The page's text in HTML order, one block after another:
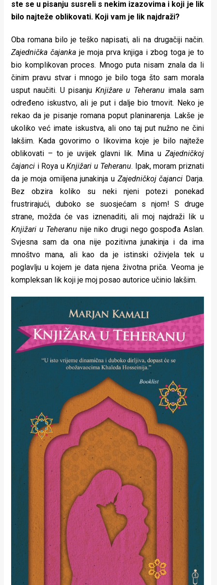
ste se u pisanju susreli s nekim izazovima i koji je lik
bilo najteže oblikovati. Koji vam je lik najdraži?
Oba romana bilo je teško napisati, ali na drugačiji način.
Zajednička čajankaje moja prva knjiga i zbog toga je to
bio komplikovan proces. Mnogo puta nisam znala da li
činim pravu stvar i mnogo je bilo toga što sam morala
usput naučiti. U pisanju Knjižare u Teheranu imala sam
određeno iskustvo, ali je put i dalje bio trnovit. Neko je
rekao da je pisanje romana poput planinarenja. Lakše je
ukoliko već imate iskustva, ali ono taj put nužno ne čini
lakšim. Kada govorimo o likovima koje je bilo najteže
oblikovati – to je uvijek glavni lik. Mina u Zajedničkoj
čajanci i Roya uKnjižari u Teheranu. Ipak, moram priznati
da je moja omiljena junakinja u Zajedničkoj čajanci Darja.
Bez obzira koliko su neki njeni potezi ponekad
frustrirajući, duboko se suosjećam s njom! S druge
strane, možda će vas iznenaditi, ali moj najdraži lik u
Knjižari u Teheranu nije niko drugi nego gospođa Aslan.
Svjesna sam da ona nije pozitivna junakinja i da ima
mnoštvo mana, ali kao da je istinski oživjela tek u
poglavlju u kojem je data njena životna priča. Veoma je
kompleksan lik koji je moj posao autorice učinio lakšim.